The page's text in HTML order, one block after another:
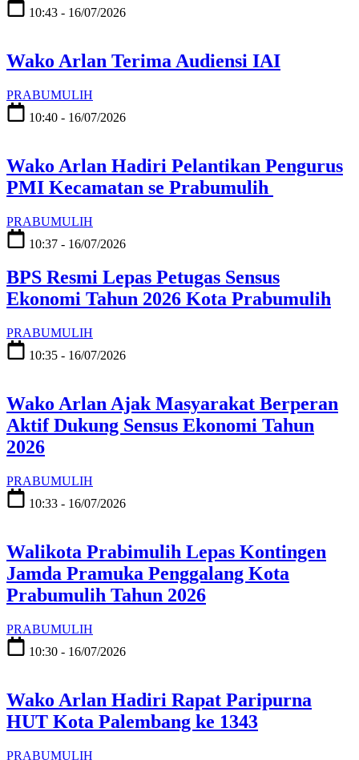
10:43 - 16/07/2026
Wako Arlan Terima Audiensi IAI
PRABUMULIH
10:40 - 16/07/2026
Wako Arlan Hadiri Pelantikan Pengurus
PMI Kecamatan se Prabumulih
PRABUMULIH
10:37 - 16/07/2026
BPS Resmi Lepas Petugas Sensus
Ekonomi Tahun 2026 Kota Prabumulih
PRABUMULIH
10:35 - 16/07/2026
Wako Arlan Ajak Masyarakat Berperan
Aktif Dukung Sensus Ekonomi Tahun
2026
PRABUMULIH
10:33 - 16/07/2026
Walikota Prabimulih Lepas Kontingen
Jamda Pramuka Penggalang Kota
Prabumulih Tahun 2026
PRABUMULIH
10:30 - 16/07/2026
Wako Arlan Hadiri Rapat Paripurna
HUT Kota Palembang ke 1343
PRABUMULIH